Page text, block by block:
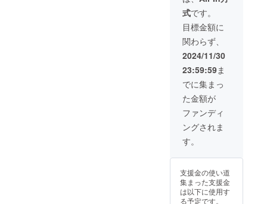
・1支援
に対し
て1日貸
し出し
（時間
を分割
して複
数日等
は承れ
ませ
ん）
【貸し
出し規
約】 日
規約 1.
ご予約
時間に
ついて
ご利用
（一枚）＋看板
（一枚）に記載
します ・掲載期
間：事業が存続
する限り掲載
・掲載方法：文
ナー等ご要望の
ものを掲載しま
す。サイズ
50cm×50cm ・
注意事項：支援
に掲載を希望さ
れるお名前をご
記入ください
：ロ
ゴやバナーなど
の画像の受け渡
しについては、
プロジェクト終
式です。
目標金額に
関わらず、
2024/11/30
23:59:59ま
でに集まっ
た金額が
ファンディ
ングされま
す。
支援金の使い道
集まった支援金
は以下に使用す
る予定です。